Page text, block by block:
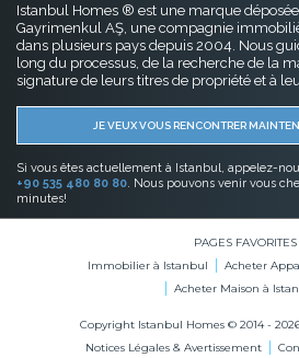
Istanbul Homes ® est une marque déposée
Gayrimenkul AŞ, une compagnie
dans plusieurs pays depuis 2004. Nous
long du processus, de la recherche de la
signature de leurs titres de propriété et à
JE VEUX VOUS RENCONTRER
Si vous êtes actuellement à Istanbul, appelez-
+90 535 480 80 80. Nous pouvons venir vous
minutes!
PAGES FAVORITES
Immobilier à Istanbul
Acheter
Acheter Maison à
Copyright Istanbul Homes © 2014 -
Notices Légales & Avertissement